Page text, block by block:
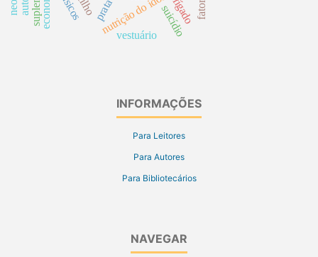
nutrição do idososuicídio
vestuário
fígado
INFORMAÇÕES
Para Leitores
Para Autores
Para Bibliotecários
NAVEGAR